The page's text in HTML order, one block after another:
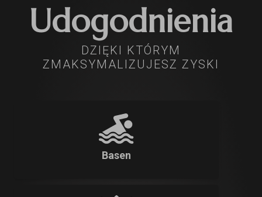
Udogodnienia
DZIĘKI KTÓRYM
ZMAKSYMALIZUJESZ ZYSKI
Basen